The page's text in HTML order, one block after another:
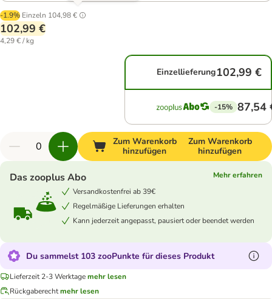
-1.9% Einzeln 104,98 €
102,99 €
4,29 € / kg
Einzellieferung102,99 €
-15% 87,54
Zum Warenkorb
hinzufügen
Zum Warenkorb
hinzufügen
Das zooplus Abo
Mehr erfahren
Versandkostenfrei ab 39€
Regelmäßige Lieferungen erhalten
Kann jederzeit angepasst, pausiert oder beendet werden
Du sammelst 103 zooPunkte für dieses Produkt
Lieferzeit 2-3 Werktagemehr lesen
Rückgaberechtmehr lesen